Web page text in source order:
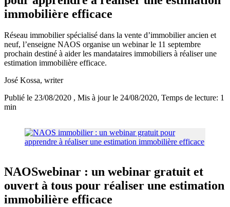
immobilière efficace
Réseau immobilier spécialisé dans la vente d’immobilier ancien et
neuf, l’enseigne NAOS organise un webinar le 11 septembre
prochain destiné à aider les mandataires immobiliers à réaliser une
estimation immobilière efficace.
José Kossa, writer
Publié le 23/08/2020 , Mis à jour le 24/08/2020, Temps de lecture: 1
min
NAOSwebinar : un webinar gratuit et
ouvert à tous pour réaliser une estimation
immobilière efficace